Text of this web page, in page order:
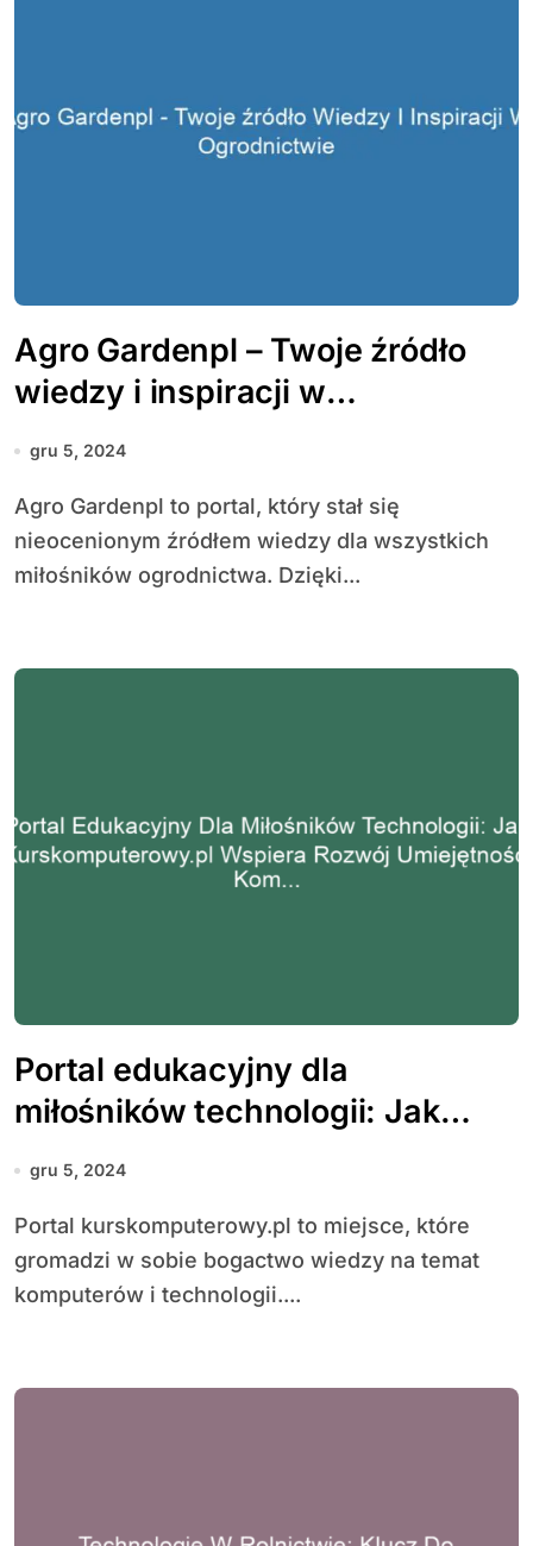
Agro Gardenpl – Twoje źródło
wiedzy i inspiracji w
ogrodnictwie
gru 5, 2024
Agro Gardenpl to portal, który stał się
nieocenionym źródłem wiedzy dla wszystkich
miłośników ogrodnictwa. Dzięki...
Portal edukacyjny dla
miłośników technologii: Jak
kurskomputerowy.pl wspiera
komputerowych
gru 5, 2024
Portal kurskomputerowy.pl to miejsce, które
gromadzi w sobie bogactwo wiedzy na temat
komputerów i technologii....